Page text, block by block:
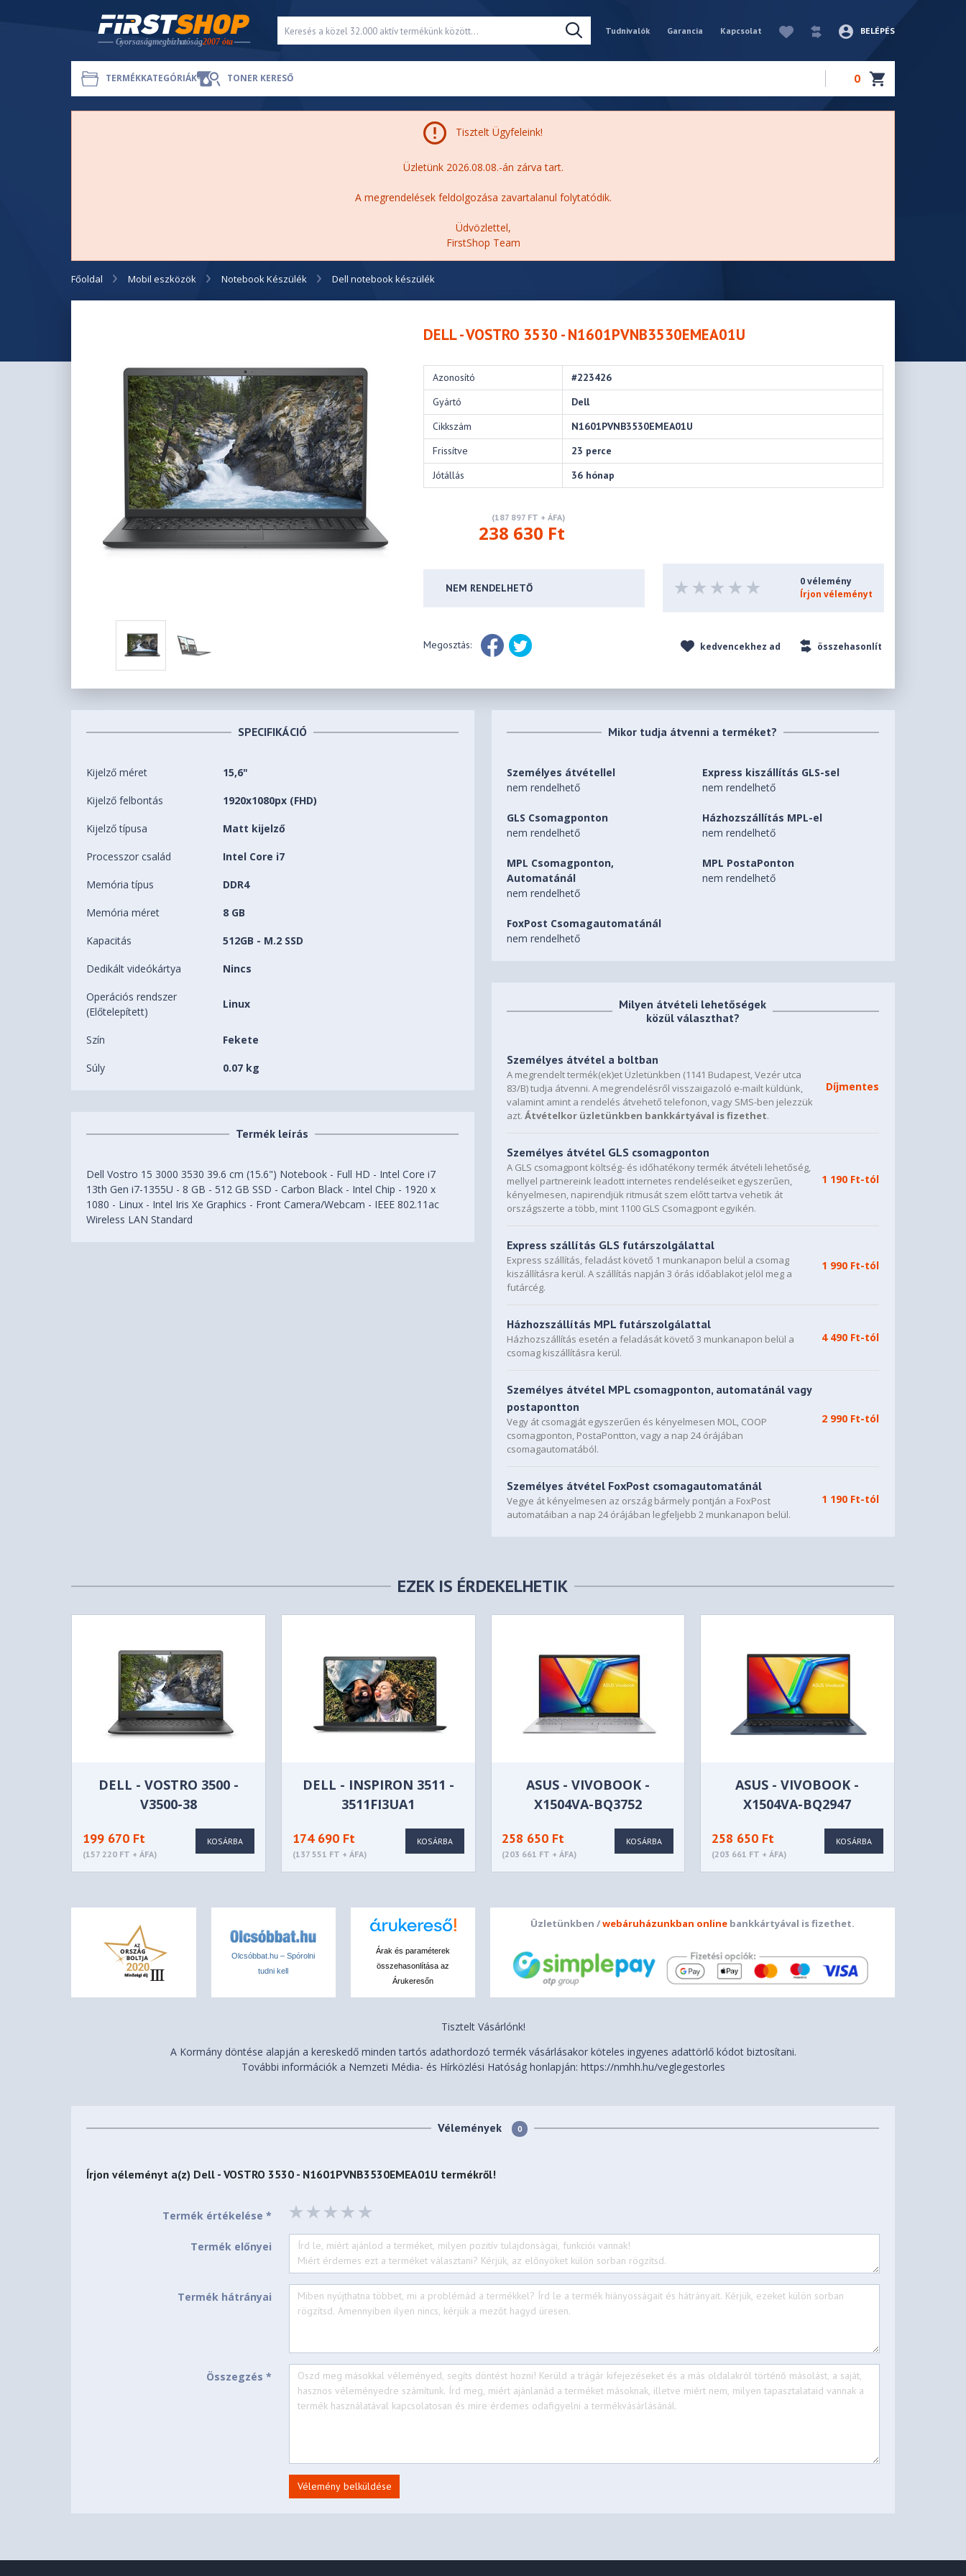
Tudnivalók Garancia Kapcsolat BELÉPÉS
TERMÉKKATEGÓRIÁK TONER KERESŐ 0
Tisztelt Ügyfeleink!
Üzletünk 2026.08.08.-án zárva tart.
A megrendelések feldolgozása zavartalanul folytatódik.
Üdvözlettel,
FirstShop Team
Főoldal Mobil eszközök Notebook Készülék Dell notebook készülék
DELL - VOSTRO 3530 - N1601PVNB3530EMEA01U
Azonosító
#223426
Gyártó
Dell
Cikkszám
N1601PVNB3530EMEA01U
Frissítve
23 perce
Jótállás
36 hónap
(187 897 FT + ÁFA)
238 630 Ft
NEM RENDELHETŐ
0 vélemény
Írjon véleményt
Megosztás: kedvencekhez ad összehasonlít
SPECIFIKÁCIÓ
Kijelző méret 15,6"
Kijelző felbontás 1920x1080px (FHD)
Kijelző típusa Matt kijelző
Processzor család Intel Core i7
Memória típus DDR4
Memória méret 8 GB
Kapacitás 512GB - M.2 SSD
Dedikált videókártya Nincs
Operációs rendszer
(Előtelepített)
Linux
Szín Fekete
Súly 0.07 kg
Termék leírás
Dell Vostro 15 3000 3530 39.6 cm (15.6") Notebook - Full HD - Intel Core i7
13th Gen i7-1355U - 8 GB - 512 GB SSD - Carbon Black - Intel Chip - 1920 x
1080 - Linux - Intel Iris Xe Graphics - Front Camera/Webcam - IEEE 802.11ac
Wireless LAN Standard
Mikor tudja átvenni a terméket?
Személyes átvétellel
nem rendelhető
Express kiszállítás GLS-sel
nem rendelhető
GLS Csomagponton
nem rendelhető
Házhozszállítás MPL-el
nem rendelhető
MPL Csomagponton,
Automatánál
nem rendelhető
MPL PostaPonton
nem rendelhető
FoxPost Csomagautomatánál
nem rendelhető
Milyen átvételi lehetőségek
közül választhat?
Személyes átvétel a boltban
A megrendelt termék(ek)et Üzletünkben (1141 Budapest, Vezér utca
83/B) tudja átvenni. A megrendelésről visszaigazoló e-mailt küldünk,
valamint amint a rendelés átvehető telefonon, vagy SMS-ben jelezzük
azt.Átvételkor üzletünkben bankkártyával is fizethet.
Díjmentes
Személyes átvétel GLS csomagponton
A GLS csomagpont költség- és időhatékony termék átvételi lehetőség,
mellyel partnereink leadott internetes rendeléseiket egyszerűen,
kényelmesen, napirendjük ritmusát szem előtt tartva vehetik át
országszerte a több, mint 1100 GLS Csomagpont egyikén.
1 190 Ft-tól
Express szállítás GLS futárszolgálattal
Express szállítás, feladást követő 1 munkanapon belül a csomag
kiszállításra kerül. A szállítás napján 3 órás időablakot jelöl meg a
futárcég.
1 990 Ft-tól
Házhozszállítás MPL futárszolgálattal
Házhozszállítás esetén a feladását követő 3 munkanapon belül a
csomag kiszállításra kerül.
4 490 Ft-tól
Személyes átvétel MPL csomagponton, automatánál vagy
postapontton
Vegy át csomagját egyszerűen és kényelmesen MOL, COOP
csomagponton, PostaPontton, vagy a nap 24 órájában
csomagautomatából.
2 990 Ft-tól
Személyes átvétel FoxPost csomagautomatánál
Vegye át kényelmesen az ország bármely pontján a FoxPost
automatáiban a nap 24 órájában legfeljebb 2 munkanapon belül.
1 190 Ft-tól
EZEK IS ÉRDEKELHETIK
DELL - VOSTRO 3500 -
V3500-38
199 670 Ft
(157 220 FT + ÁFA)
KOSÁRBA
DELL - INSPIRON 3511 -
3511FI3UA1
174 690 Ft
(137 551 FT + ÁFA)
KOSÁRBA
ASUS - VIVOBOOK -
X1504VA-BQ3752
258 650 Ft
(203 661 FT + ÁFA)
KOSÁRBA
ASUS - VIVOBOOK -
X1504VA-BQ2947
258 650 Ft
(203 661 FT + ÁFA)
KOSÁRBA
Olcsóbbat.hu – Spórolni
tudni kell
Árak és paraméterek
összehasonlítása az
Árukeresőn
Üzletünkben /webáruházunkban online bankkártyával is fizethet.
Tisztelt Vásárlónk!
A Kormány döntése alapján a kereskedő minden tartós adathordozó termék vásárlásakor köteles ingyenes adattörlő kódot biztosítani.
További információk a Nemzeti Média- és Hírközlési Hatóság honlapján: https://nmhh.hu/veglegestorles
Vélemények 0
Írjon véleményt a(z) Dell - VOSTRO 3530 - N1601PVNB3530EMEA01U termékről!
Termék értékelése *
Termék előnyei
Termék hátrányai
Összegzés *
Vélemény belküldése